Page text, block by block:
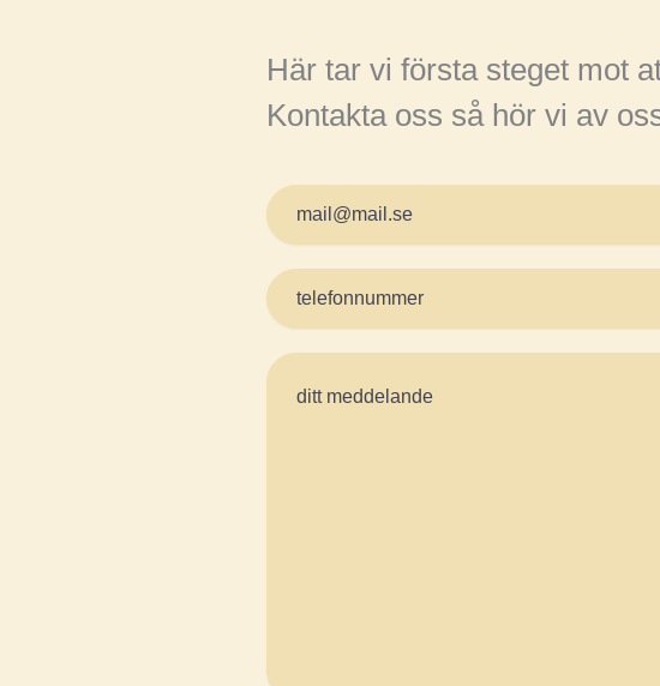
Här tar vi första steget mot
Kontakta oss så hör vi av